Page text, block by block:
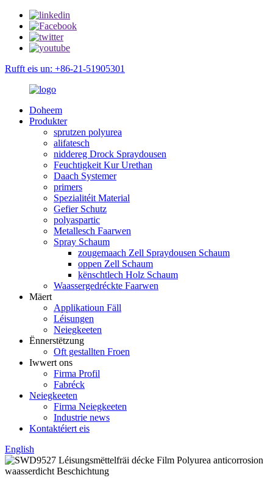
Rufft eis un: +86-21-51905301
Doheem
Produkter
sprutzen polyurea
alifatesch
niddereg Drock Spraydousen
Feuchtigkeit Kur Urethan
Daach Systemer
primers
Spezialitéit Material
Gefier Schutz
polyaspartic
Metallesch Faarwen
Spray Schaum
zougemaach Zell Spraydousen Schaum
oppen Zell Schaum
kënschtlech Holz Schaum
Waassergedréckte Faarwen
Mäert
Applikatioun Fäll
Léisungen
Neiegkeeten
Ënnerstëtzung
Oft gestallten Froen
Iwwert ons
Firma Profil
Fabréck
Neiegkeeten
Firma Neiegkeeten
Industrie news
Kontaktéiert eis
English